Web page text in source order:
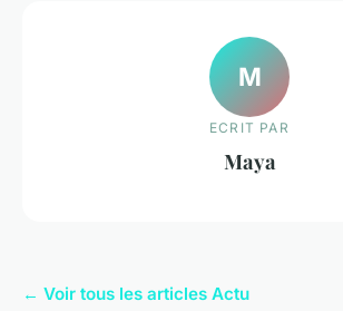
M
ECRIT PAR
Maya
← Voir tous les articles Actu